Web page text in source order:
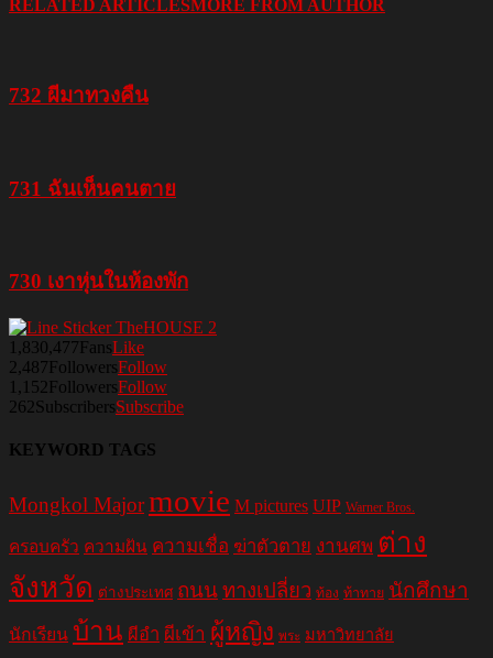
RELATED ARTICLESMORE FROM AUTHOR
732 ผีมาทวงคืน
731 ฉันเห็นคนตาย
730 เงาหุ่นในห้องพัก
1,830,477FansLike
2,487FollowersFollow
1,152FollowersFollow
262SubscribersSubscribe
KEYWORD TAGS
Mongkol Majormovie M pictures UIP Warner Bros.
ครอบครัว ความฝัน ความเชื่อ ฆ่าตัวตาย งานศพ ต่าง
จังหวัด ต่างประเทศ ถนนทางเปลี่ยว ท้อง ท้าทาย นักศึกษา
นักเรียน บ้าน ผีอำ ผีเข้า ผู้หญิง พระ มหาวิทยาลัย